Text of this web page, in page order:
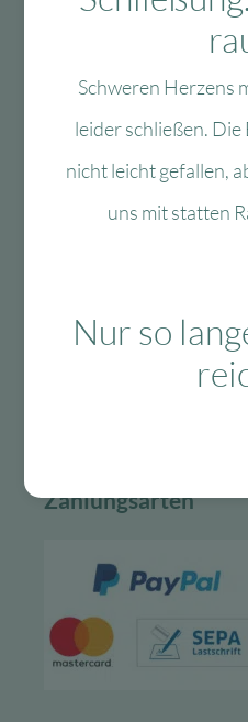
08134 / 2579911
Vertrag widerrufen
30-tägiges
Kauf auf Rechnung
Zahlungsarten
Schweren Herzens
leider schließen.
nicht leicht gefallen,
uns mit statten
Nur so